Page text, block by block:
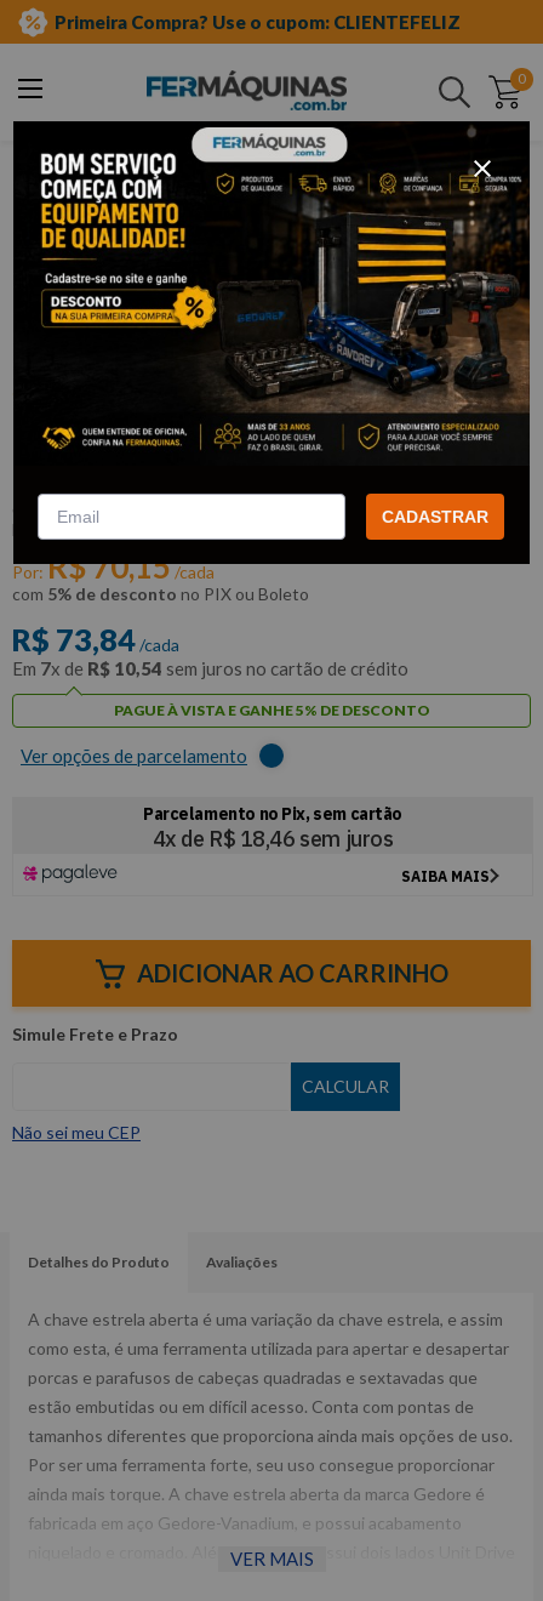
Primeira Compra? Use o cupom: CLIENTEFELIZ
0
Buscar
ferramentas manuais
chave especial
estrela aberta
Chave Estrela Aberta 22 x 24 mm -
GEDORE
40022X24
GEDORE
Por: R$70,15/cada
com 5% de desconto no PIX ou Boleto
R$ 73,84/cada
Em 7x de R$ 10,54 sem juros no cartão de crédito
PAGUE À VISTA E GANHE 5% DE DESCONTO
Ver opções de parcelamento
ADICIONAR AO CARRINHO
Não sei meu CEP
Detalhes do Produto Avaliações
A chave estrela aberta é uma variação da chave estrela, e assim
como esta, é uma ferramenta utilizada para apertar e desapertar
porcas e parafusos de cabeças quadradas e sextavadas que
estão embutidas ou em difícil acesso. Conta com pontas de
tamanhos diferentes que proporciona ainda mais opções de uso.
Por ser uma ferramenta forte, seu uso consegue proporcionar
ainda mais torque. A chave estrela aberta da marca Gedore é
fabricada em aço Gedore-Vanadium, e possui acabamento
niquelado e cromado. Além disso, ela possui dois lados Unit Drive
VER MAIS
CADASTRAR